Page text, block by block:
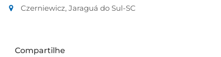
Czerniewicz, Jaraguá do Sul-SC
Compartilhe